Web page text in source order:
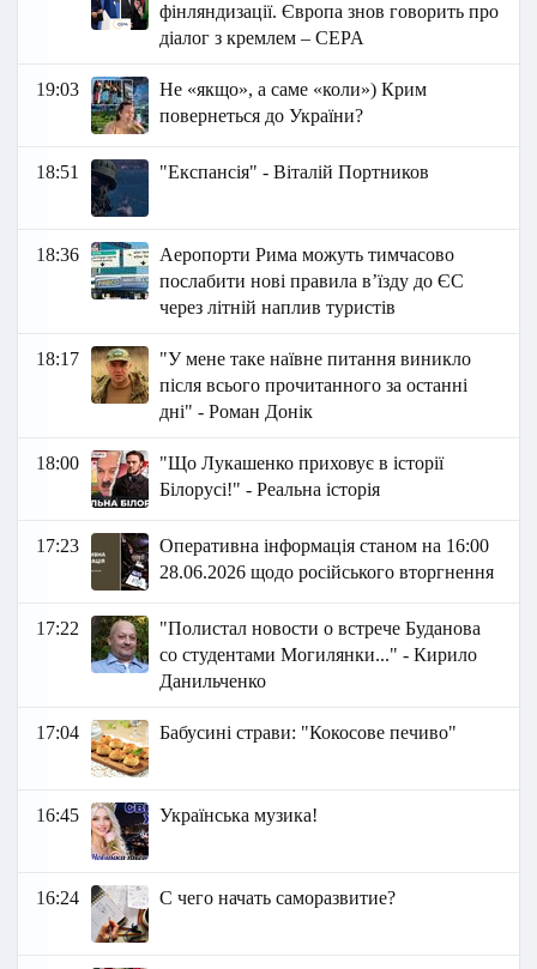
фінляндизації. Європа знов говорить про
діалог з кремлем – CEPA
19:03
Не «якщо», а саме «коли») Крим
повернеться до України?
18:51 "Експансія" - Віталій Портников
18:36
Аеропорти Рима можуть тимчасово
послабити нові правила в’їзду до ЄС
через літній наплив туристів
18:17
"У мене таке наївне питання виникло
після всього прочитанного за останні
дні" - Роман Донік
18:00
"Що Лукашенко приховує в історії
Білорусі!" - Реальна історія
17:23
Оперативна інформація станом на 16:00
28.06.2026 щодо російського вторгнення
17:22
"Полистал новости о встрече Буданова
со студентами Могилянки..." - Кирило
Данильченко
17:04 Бабусині страви: "Кокосове печиво"
16:45 Українська музика!
16:24 С чего начать саморазвитие?